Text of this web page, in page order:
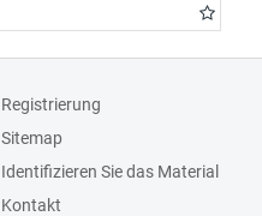
Registrierung
Sitemap
Identifizieren Sie das Material
Kontakt